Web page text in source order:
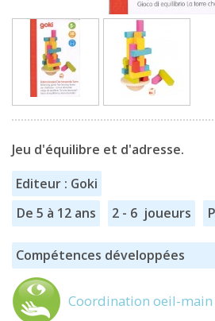
Jeu d'équilibre et d'adresse.
Editeur : Goki
De 5 à 12 ans
2 - 6 joueurs
Compétences développées
Coordination oeil-main